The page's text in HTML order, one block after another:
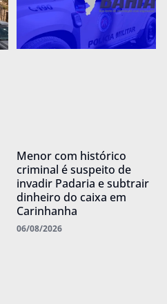
Menor com histórico
criminal é suspeito de
invadir Padaria e subtrair
dinheiro do caixa em
Carinhanha
06/08/2026